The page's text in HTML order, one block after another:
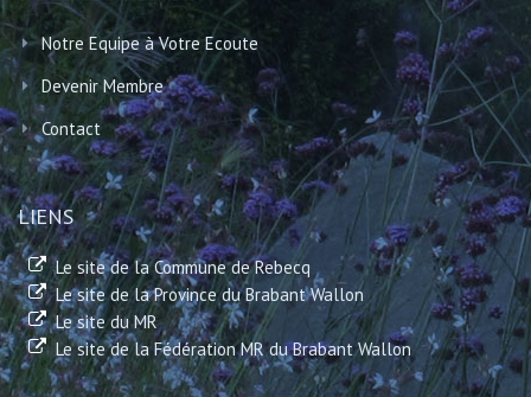
Notre Equipe à Votre Ecoute
Devenir Membre
Contact
LIENS
Le site de la Commune de Rebecq
Le site de la Province du Brabant Wallon
Le site du MR
Le site de la Fédération MR du Brabant Wallon